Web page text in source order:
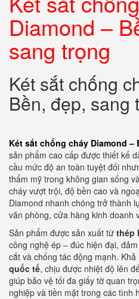
Diamond –
sang trọng
Két sắt chống
Bền, đẹp, sang
Két sắt chống cháy Diamond –
sản phẩm cao cấp được thiết kế
cầu mức độ an toàn tuyệt đối
thẩm mỹ trong không gian sống
cháy vượt trội, độ bền cao và
Diamond nhanh chóng trở thành
văn phòng, cửa hàng kinh doanh
Sản phẩm được sản xuất từ thép
công nghệ ép – đúc hiện đại,
cắt và chống tác động mạnh. Khả
quốc tế, chịu được nhiệt độ lên
giúp bảo vệ tối đa giấy tờ quan
nghiệp và tiền mặt trong các tình